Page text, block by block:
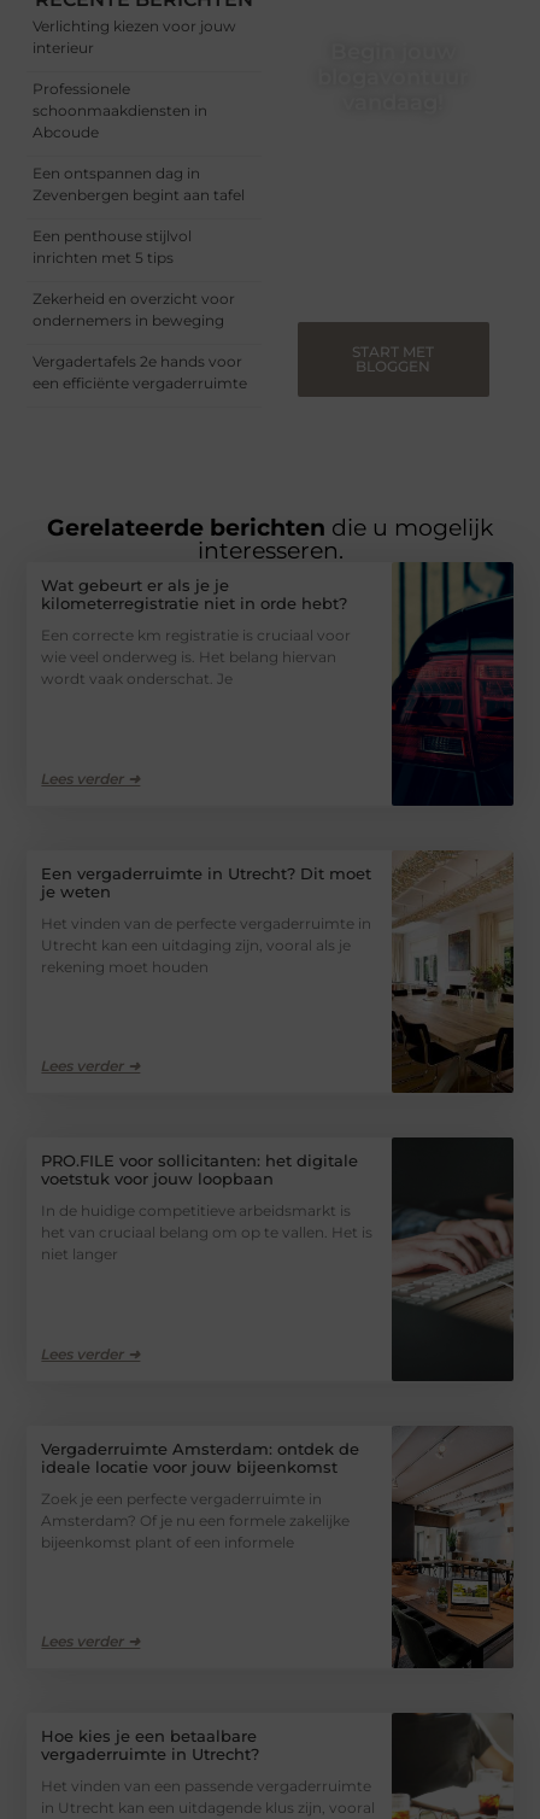
Verlichting kiezen voor jouw
interieur
Professionele
schoonmaakdiensten in
Abcoude
Een ontspannen dag in
Zevenbergen begint aan tafel
Een penthouse stijlvol
inrichten met 5 tips
Zekerheid en overzicht voor
ondernemers in beweging
Vergadertafels 2e hands voor
een efficiënte vergaderruimte
START MET
BLOGGEN
Gerelateerde berichten die u mogelijk
interesseren.
Wat gebeurt er als je je
kilometerregistratie niet in orde hebt?
Een correcte km registratie is cruciaal voor
wie veel onderweg is. Het belang hiervan
wordt vaak onderschat. Je
Lees verder ➜
Een vergaderruimte in Utrecht? Dit moet
je weten
Het vinden van de perfecte vergaderruimte in
Utrecht kan een uitdaging zijn, vooral als je
rekening moet houden
Lees verder ➜
PRO.FILE voor sollicitanten: het digitale
voetstuk voor jouw loopbaan
In de huidige competitieve arbeidsmarkt is
het van cruciaal belang om op te vallen. Het is
niet langer
Lees verder ➜
Vergaderruimte Amsterdam: ontdek de
ideale locatie voor jouw bijeenkomst
Zoek je een perfecte vergaderruimte in
Amsterdam? Of je nu een formele zakelijke
bijeenkomst plant of een informele
Lees verder ➜
Hoe kies je een betaalbare
vergaderruimte in Utrecht?
Het vinden van een passende vergaderruimte
in Utrecht kan een uitdagende klus zijn, vooral